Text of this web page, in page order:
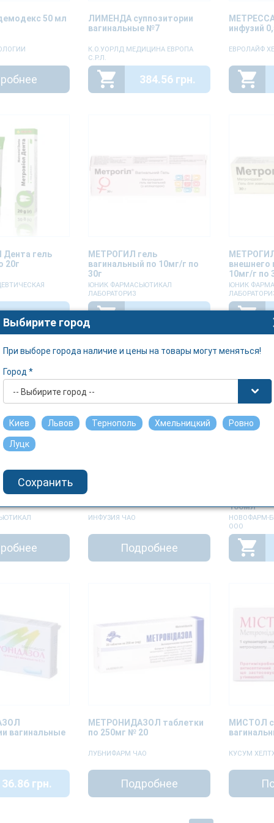
50 мл
ЛИМЕНДА суппозитории
вагинальные №7
К.О.УОРЛД МЕДИЦИНА ЕВРОПА
С.Р.Л.
384.56 грн.
инфузий
ЕВРОЛАЙФ
гель
20г
130 грн.
МЕТРОГИЛ гель
вагинальный по 10мг/г по
30г
ЮНИК ФАРМАСЬЮТИКАЛ
ЛАБОРАТОРИЗ
внешнего
10мг/г по
ЮНИК
для
мл по 100мл
ИНФУЗИЯ ЧАО
Подробнее
100мл
НОВОФАРМ-
ООО
вагинальные
36.86 грн.
МЕТРОНИДАЗОЛ таблетки
по 250мг № 20
ЛУБНИФАРМ ЧАО
Подробнее
МИСТОЛ
КУСУМ
Выбирите город
При выборе города наличие и цены на товары могут меняться!
Город *
-- Выбирите город --
Киев Львов Тернополь Хмельницкий Ровно
Луцк
Сохранить